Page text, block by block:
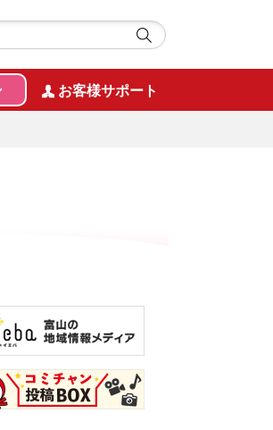
お客様サポート